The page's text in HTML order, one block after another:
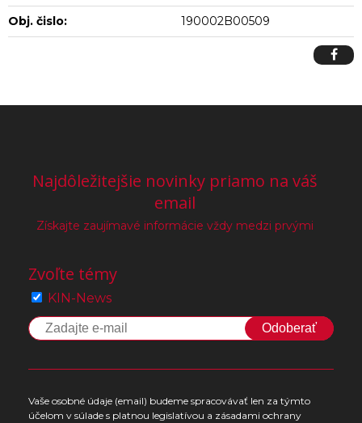
Obj. čislo: 190002B00509
Najdôležitejšie novinky priamo na váš
email
Získajte zaujímavé informácie vždy medzi prvými
Zvoľte témy
KIN-News
Odoberať
Vaše osobné údaje (email) budeme spracovávať len za týmto
účelom v súlade s platnou legislatívou a zásadami ochrany